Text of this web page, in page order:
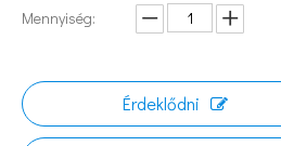
Mennyiség:
Érdeklődni